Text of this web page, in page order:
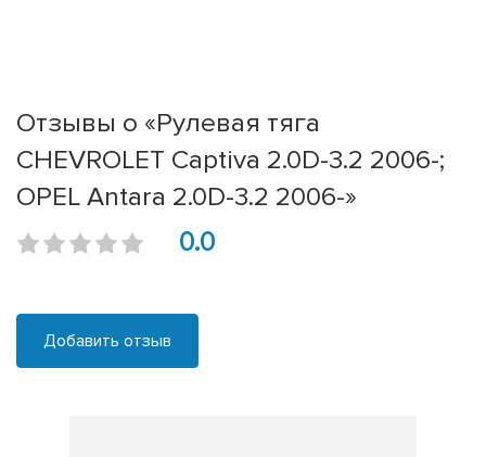
Отзывы о «Рулевая тяга
CHEVROLET Captiva 2.0D-3.2 2006-;
OPEL Antara 2.0D-3.2 2006-»
0.0
Добавить отзыв